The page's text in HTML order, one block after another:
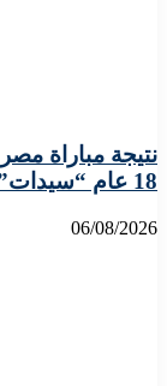
نتيجة مباراة
18 عام “سيدات”
06/08/2026